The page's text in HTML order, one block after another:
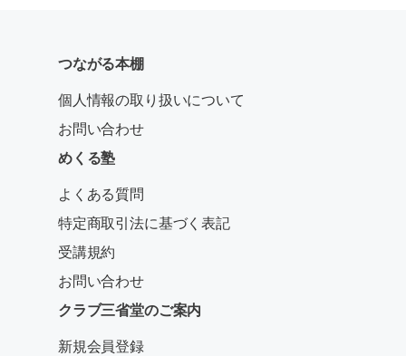
つながる本棚
個人情報の取り扱いについて
お問い合わせ
めくる塾
よくある質問
特定商取引法に基づく表記
受講規約
お問い合わせ
クラブ三省堂のご案内
新規会員登録